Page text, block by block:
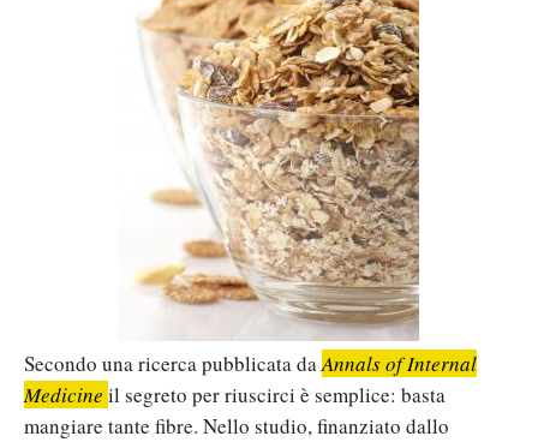
Secondo una ricerca pubblicata daAnnals of Internal
Medicine il segreto per riuscirci è semplice: basta
mangiare tante fibre. Nello studio, finanziato dallo